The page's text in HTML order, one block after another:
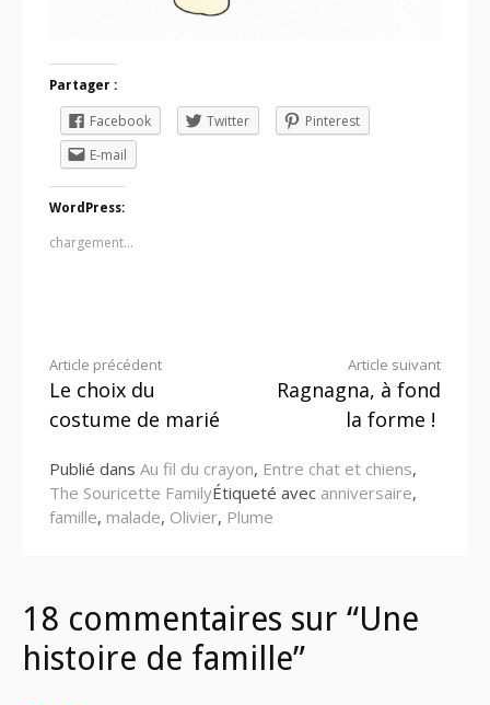
Partager :
Facebook Twitter
Pinterest
E-mail
WordPress:
chargement…
Lire
la
Article précédent
Le choix du
costume de marié
Article suivant
Ragnagna, à fond
la forme !
Publié dans Au fil du crayon, Entre chat et chiens,
The Souricette FamilyÉtiqueté avec anniversaire,
famille, malade, Olivier, Plume
18 commentaires sur “Une
histoire de famille”